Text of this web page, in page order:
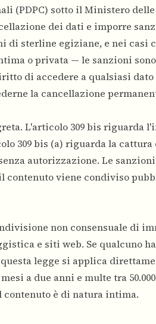
(PDPC) sotto il Ministero
dei dati e imporre
di sterline egiziane, e nei casi
o privata — le sanzioni sono
di accedere a qualsiasi dato
la cancellazione
L'articolo 309 bis riguarda
309 bis (a) riguarda la
autorizzazione. Le
contenuto viene condiviso
non consensuale di
e siti web. Se qualcuno
legge si applica
a due anni e multe tra 50.000
contenuto è di natura intima.